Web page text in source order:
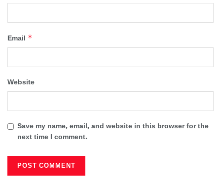
Email *
Website
Save my name, email, and website in this browser for the
next time I comment.